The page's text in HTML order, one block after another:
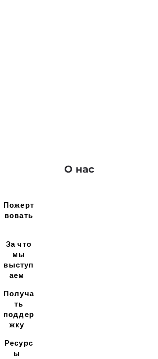
О нас
Пожерт
вовать
За что
мы
выступ
аем
Получа
ть
поддер
жку
Ресурс
ы